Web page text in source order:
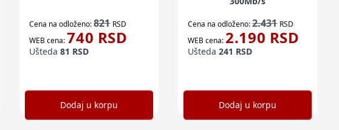
Cena na odloženo:821 RSD
WEB cena:740 RSD
Ušteda 81 RSD
Dodaj u korpu
Cena na odloženo:2.431 RSD
WEB cena: 2.190 RSD
Ušteda 241 RSD
Dodaj u korpu